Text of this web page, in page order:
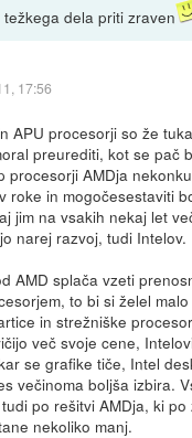
dela priti zraven
17:56
APU procesorji so že
preurediti, kot se pač
procesorji AMDja
roke in mogočesestaviti
jim na vsakih nekaj let
narej razvoj, tudi Intelov.
AMD splača vzeti
to bi si želel
in strežniške
več svoje cene,
se grafike tiče, Intel
večinoma boljša izbira.
po rešitvi AMDja, ki po
nekoliko manj.